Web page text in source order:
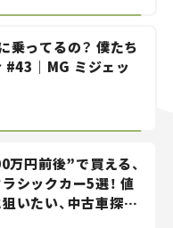
乗ってるの？ 僕たち
#43｜MG ミジェッ
円前後”で買える、
シックカー5選！ 値
いたい、中古車探し
ちょっとイケてるマ